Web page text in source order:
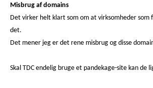
Misbrug af domains
Det virker helt klart som om at virksomheder
det.
Det mener jeg er det rene misbrug og disse
Skal TDC endelig bruge et pandekage-site kan